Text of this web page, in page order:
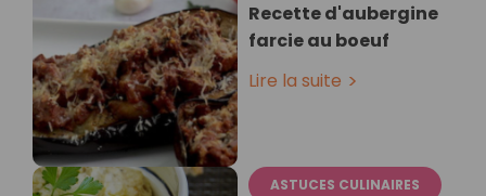
Recette d'aubergine
farcie au boeuf
Lire la suite
ASTUCES CULINAIRES